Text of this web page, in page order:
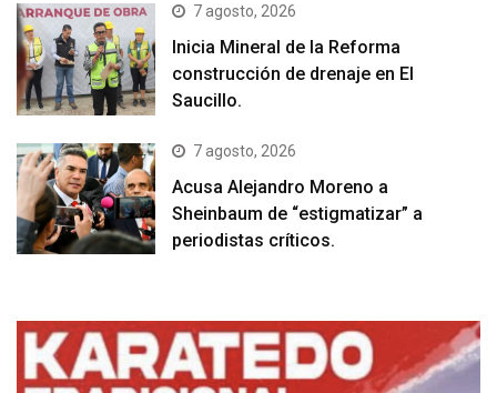
7 agosto, 2026
Inicia Mineral de la Reforma
construcción de drenaje en El
Saucillo.
7 agosto, 2026
Acusa Alejandro Moreno a
Sheinbaum de “estigmatizar” a
periodistas críticos.